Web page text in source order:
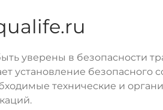
уверены в безопасности
установление
технические и